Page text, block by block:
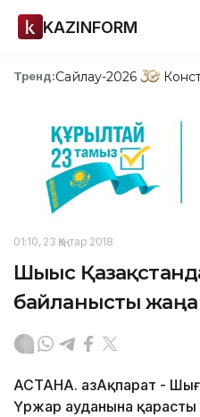
KAZINFORM
Тренд:Сайлау-2026
01:10, 23 Қаңтар 2018
Шығыс
байланысты
АСТАНА. ҚазАқпарат -
Үржар ауданына